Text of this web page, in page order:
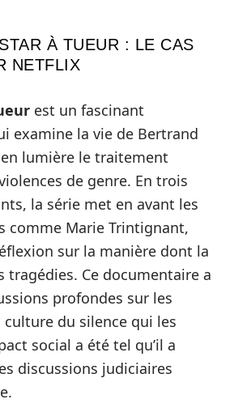
À TUEUR : LE CAS
NETFLIX
est un fascinant
examine la vie de Bertrand
lumière le traitement
de genre. En trois
la série met en avant les
comme Marie Trintignant,
sur la manière dont la
tragédies. Ce documentaire a
profondes sur les
du silence qui les
social a été tel qu’il a
discussions judiciaires